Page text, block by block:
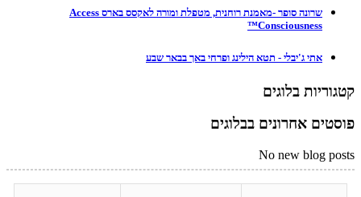
שרונה סופר -מאמנת רוחנית, מטפלת ומורה לאקסס בארס Access
Consciousness™
אתי ג'יבלי - תטא הילינג ופרחי באך בבאר שבע
קטגוריות בלוגים
פוסטים אחרונים בבלוגים
No new blog posts